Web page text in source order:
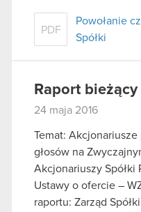
PDF
Powołanie
Spółki
Raport
24 maja 2016
Temat:
głosów na
Akcjonariuszy Spółki
Ustawy o ofercie –
raportu: Zarząd